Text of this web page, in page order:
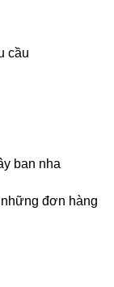
cầu
ban nha
đơn hàng